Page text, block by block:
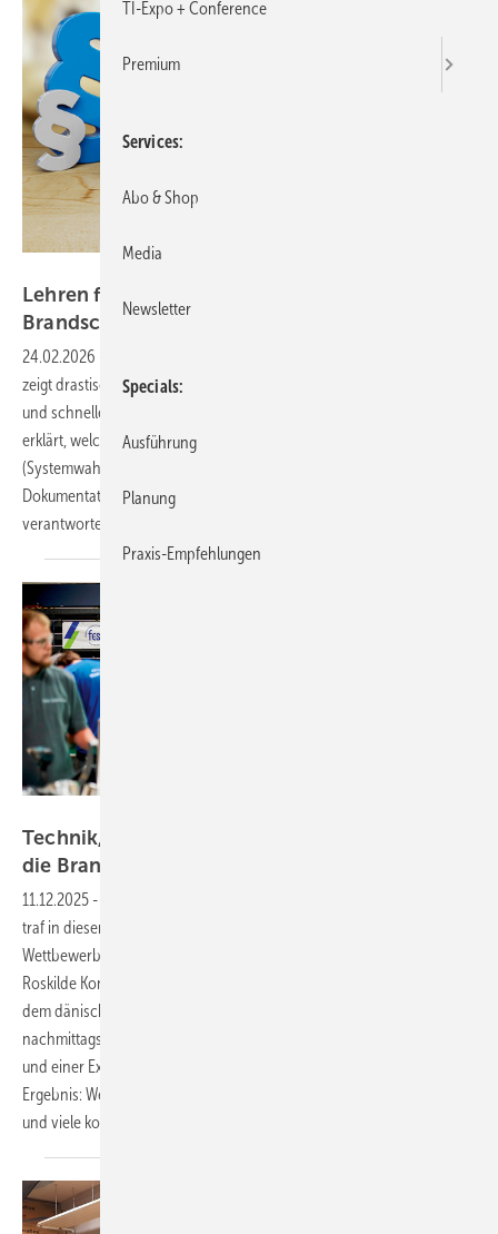
Lehren für technische Isolierung und
Brandschutz
24.02.2026
zeigt drastisch, wie gefährlich brennbare Decken-/Dämmmaterialien
und schnelle Rauchausbreitung in Publikumslagen sind. Der Beitrag
erklärt, welchen Beitrag die technische Isolierung leisten kann
(Systemwahl, Bekleidungen, Schnittstellen zu Abschottungen,
Dokumentation) – und was andere Gewerke/Betreiber
verantworten.
Technik, Tempo, Teamgeist – starkes Signal für
die Branche
11.12.2025 -
traf in diesem Jahr auf die Branchenkonferenz Techisol – zwei Tage
Wettbewerb, Debatten und Ausstellung unter einem Dach im
Roskilde Kongrescenter. Veranstalter waren die FESI gemeinsam mit
dem dänischen Verband DIB. Das Konzept: vormittags und
nachmittags Wettbewerb in Halle A, flankiert von Panels, Breakouts
und einer Expo, abends dann Branchennetzwerk und Gala. Das
Ergebnis: Wertschätzung für das Gewerk, politische Aufmerksamkeit –
und viele konkrete Impulse für Betriebe, Ausbilder und
TI-Expo + Conference
Premium
Services
Abo & Shop
Media
Newsletter
Specials
Ausführung
Planung
Praxis-Empfehlungen